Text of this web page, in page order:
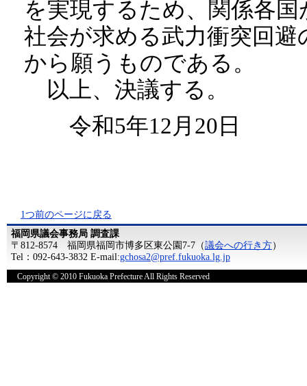
を実現するため、関係各
社会が求める武力衝突回
から願うものである。
以上、決議する。
令和5年12月20日
1つ前のページに戻る
福岡県議会事務局 調査課
〒812-8574 福岡県福岡市博多区東公園7-7（議会への行き方）
Tel：092-643-3832 E-mail:gchosa2@pref.fukuoka.lg.jp
Copyright © 2010 Fukuoka Prefecture All Rights Reserved